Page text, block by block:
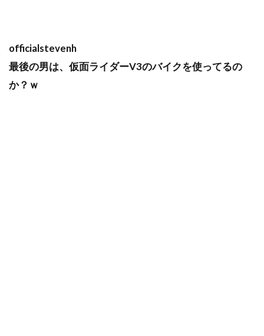
officialstevenh
最後の男は、仮面ライダーV3のバイクを使ってるの
か？ｗ